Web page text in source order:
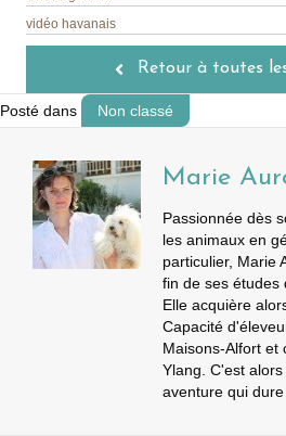
vidéo havanais
Retour à toutes
Posté dans Non classé
Marie
Passionnée dès
les animaux en
particulier, Marie
fin de ses études
Elle acquière
Capacité
Maisons-Alfort et
Ylang. C'est
aventure qui dure